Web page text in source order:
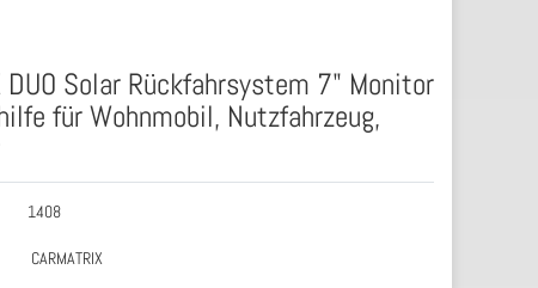
DUO Solar Rückfahrsystem 7" Monitor
für Wohnmobil, Nutzfahrzeug,
1408
CARMATRIX